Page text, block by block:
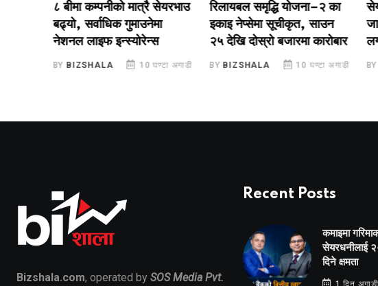
८ बीमा कम्पनीको मात्रै सेयरभाउ
बढ्यो, सर्वाधिक गुमाउनेमा
नेशनल लाइफ इन्स्योरेन्स
BIZSHALA 10 घण्टा अगाडी
रिलायबल समृद्धि योजना–२ का
इकाइ नेप्सेमा सूचीकृत, साउन
२५ देखि दोस्रो बजारमा कारोबार
BY BIZSHALA 10 घण्टा अगाडी BY
Bizshala.com, operated by SOS Media Pvt.
Recent Posts
कमाइमा
सेयरधनीलाई
दिने क्षमता
1 दिन अगाडी